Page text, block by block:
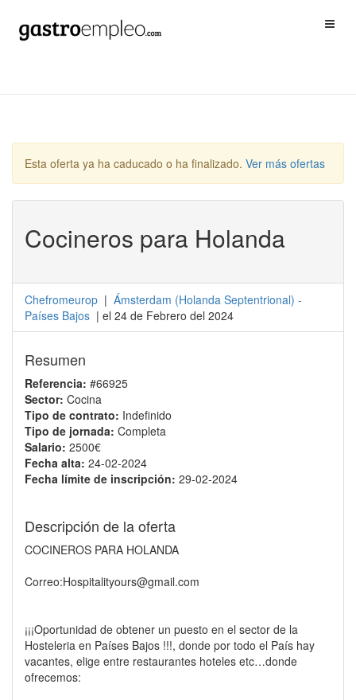
Esta oferta ya ha caducado o ha finalizado. Ver más ofertas
Cocineros para Holanda
Chefromeurop | Ámsterdam (Holanda Septentrional) -
Países Bajos | el 24 de Febrero del 2024
Resumen
Referencia: #66925
Sector: Cocina
Tipo de contrato: Indefinido
Tipo de jornada: Completa
Salario: 2500€
Fecha alta: 24-02-2024
Fecha límite de inscripción: 29-02-2024
Descripción de la oferta
COCINEROS PARA HOLANDA
Correo:Hospitalityours@gmail.com
¡¡¡Oportunidad de obtener un puesto en el sector de la
Hosteleria en Países Bajos !!!, donde por todo el País hay
vacantes, elige entre restaurantes hoteles etc…donde
ofrecemos: